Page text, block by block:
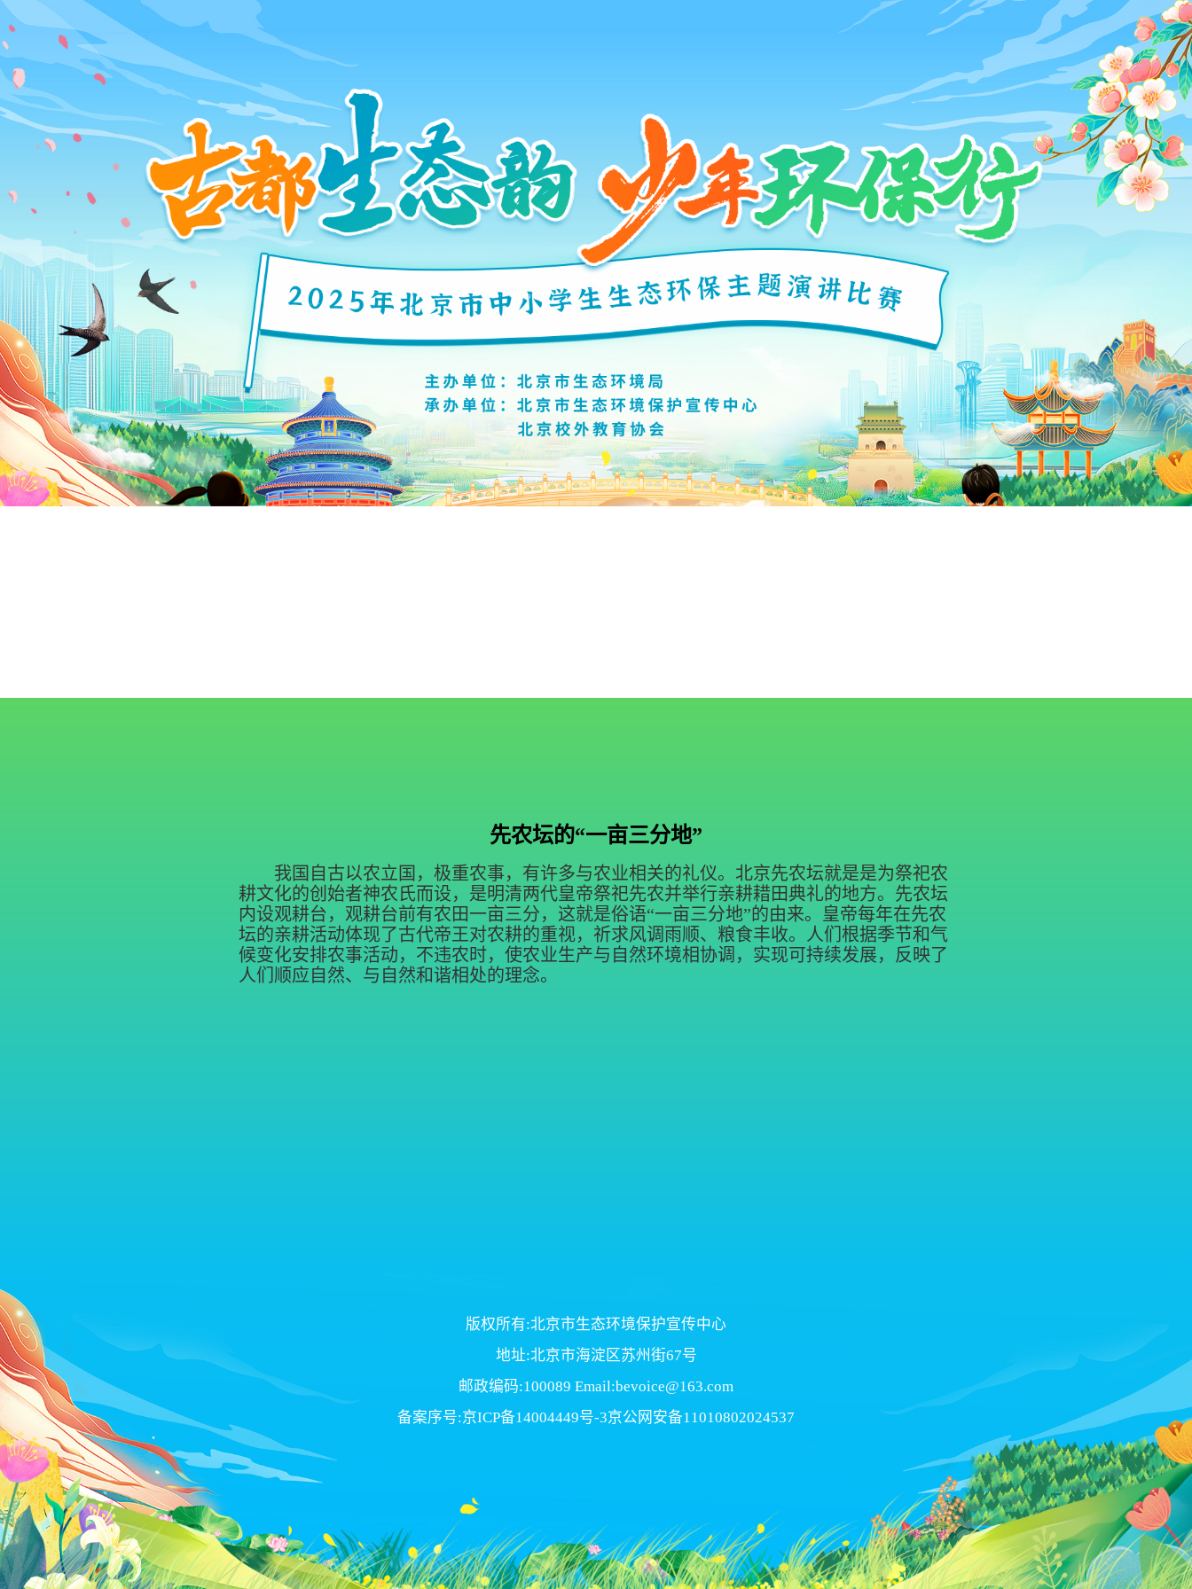
先农坛的“一亩三分地”
我国自古以农立国，极重农事，有许多与农业相关的礼仪。北京先农坛就是是为祭祀农
耕文化的创始者神农氏而设，是明清两代皇帝祭祀先农并举行亲耕耤田典礼的地方。先农坛
内设观耕台，观耕台前有农田一亩三分，这就是俗语“一亩三分地”的由来。皇帝每年在先农
坛的亲耕活动体现了古代帝王对农耕的重视，祈求风调雨顺、粮食丰收。人们根据季节和气
候变化安排农事活动，不违农时，使农业生产与自然环境相协调，实现可持续发展，反映了
人们顺应自然、与自然和谐相处的理念。
版权所有:北京市生态环境保护宣传中心
地址:北京市海淀区苏州街67号
邮政编码:100089 Email:bevoice@163.com
备案序号:京ICP备14004449号-3京公网安备11010802024537